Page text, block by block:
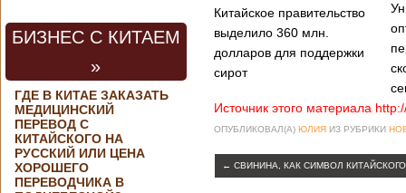
БИЗНЕС С КИТАЕМ
»
ГДЕ В КИТАЕ ЗАКАЗАТЬ
МЕДИЦИНСКИЙ
ПЕРЕВОД С
КИТАЙСКОГО НА
РУССКИЙ ИЛИ ЦЕНА
ХОРОШЕГО
ПЕРЕВОДЧИКА В
Китайское правительство
выделило 360 млн.
долларов для поддержки
сирот
Источник этого материала
ОПУБЛИКОВАЛ(А) ЮЛИЯ ИЗ РУБРИКИ
← СВИНИНА, КАК СИМВОЛ